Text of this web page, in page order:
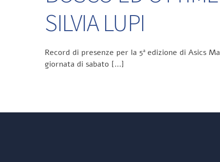
SILVIA LUPI
Record di presenze per la 5ª edizione di Asics
giornata di sabato […]